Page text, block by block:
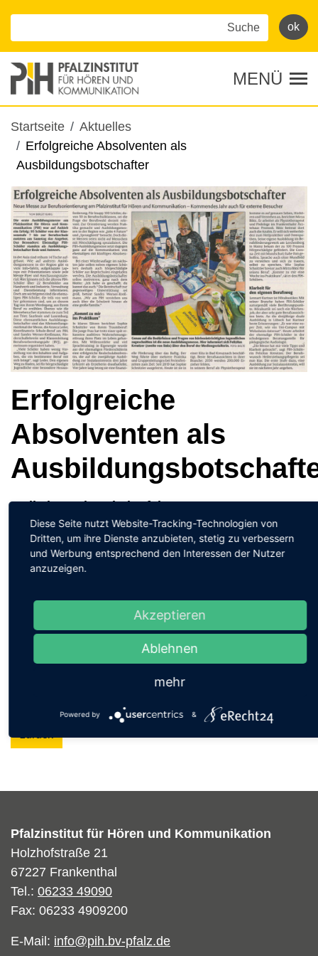
MENÜ
Pfadnavigation
Startseite
Aktuelles
Erfolgreiche Absolventen als
Ausbildungsbotschafter
Erfolgreiche
Absolventen als
Artikel aus der Rheinpfalz vom 19.03.2024
Bild
Pfalzinstitut für Hören und Kommunikation
Holzhofstraße 21
67227 Frankenthal
Tel.: 06233 49090
Fax: 06233 4909200
E-Mail: info@pih.bv-pfalz.de
Diese Seite nutzt Website-Tracking-Technologien von
Dritten, um ihre Dienste anzubieten, stetig zu verbessern
und Werbung entsprechend den Interessen der Nutzer
anzuzeigen.
Akzeptieren
Ablehnen
mehr
Powered by &